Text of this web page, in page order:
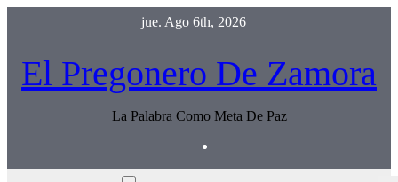
jue. Ago 6th, 2026
El Pregonero De Zamora
La Palabra Como Meta De Paz